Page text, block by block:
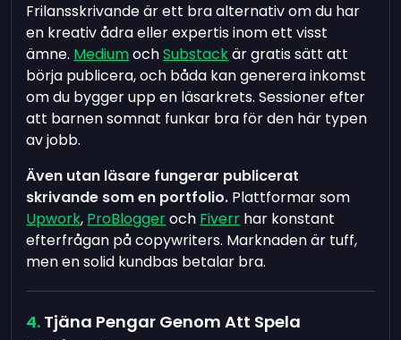
Frilansskrivande är ett bra alternativ om du har
en kreativ ådra eller expertis inom ett visst
ämne. MediumochSubstackär gratis sätt att
börja publicera, och båda kan generera inkomst
om du bygger upp en läsarkrets. Sessioner efter
att barnen somnat funkar bra för den här typen
av jobb.
Även utan läsare fungerar publicerat
skrivande som en portfolio. Plattformar som
Upwork, ProBloggeroch Fiverr har konstant
efterfrågan på copywriters. Marknaden är tuff,
men en solid kundbas betalar bra.
Tjäna Pengar Genom Att Spela